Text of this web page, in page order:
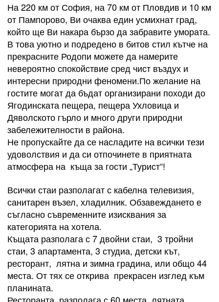
На 220 км от София, на 70 км от Пловдив и 10 км
от Пампорово, Ви очаква един усмихнат град,
който ще Ви накара бързо да забравите умората.
В това уютно и подредено в битов стил кътче на
прекрасните Родопи можете да намерите
невероятно спокойствие сред чист въздух и
интересни природни феномени.По желание на
гостите могат да бъдат организирани походи до
Ягодинската пещера, пещера Ухловица и
Дяволското гърло и много други природни
забележителности в района.
Не пропускайте да се насладите на всички тези
удоволствия и да си отпочинете в приятната
атмосфера на къща за гости „Турист“!
Всички стаи разполагат с кабелна телевизия,
санитарен възел, хладилник. Обзавеждането е
съгласно съвременните изисквания за
категорията на хотела.
Къщата разполага с 7 двойни стаи, 3 тройни
стаи, 3 апартамента, 3 студиа, детски кът,
ресторант, лятна и зимна градина, или общо 44
места. От тях се открива прекрасен изглед към
планината.